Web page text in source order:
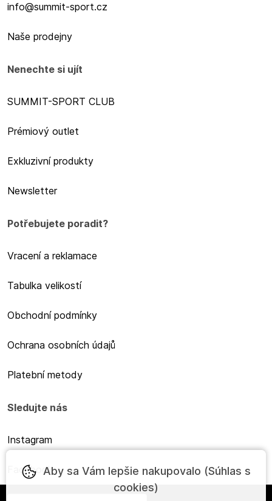
info@summit-sport.cz
Naše prodejny
Nenechte si ujít
SUMMIT-SPORT CLUB
Prémiový outlet
Exkluzivní produkty
Newsletter
Potřebujete poradit?
Vracení a reklamace
Tabulka velikostí
Obchodní podmínky
Ochrana osobních údajů
Platební metody
Sledujte nás
Instagram
FacebookAby sa Vám lepšie nakupovalo (Súhlas s
cookies)